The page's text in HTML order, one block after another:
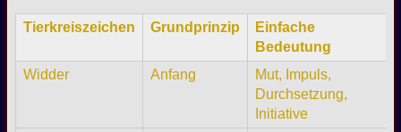
Tierkreiszeichen Grundprinzip
Einfache
Bedeutung
Widder
Anfang
Mut, Impuls,
Durchsetzung,
Initiative